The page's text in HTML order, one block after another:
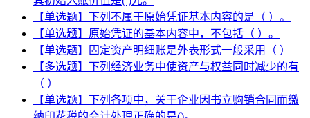
【单选题】下列不属于原始凭证基本内容的是（ ）。
【单选题】原始凭证的基本内容中，不包括（ ）。
【单选题】固定资产明细账是外表形式一般采用（ ）
【多选题】下列经济业务中使资产与权益同时减少的有
（ ）
【单选题】下列各项中，关于企业因书立购销合同而缴